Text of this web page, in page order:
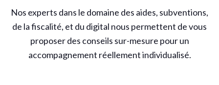
Nos experts dans le domaine des aides, subventions,
de la fiscalité, et du digital nous permettent de vous
proposer des conseils sur-mesure pour un
accompagnement réellement individualisé.